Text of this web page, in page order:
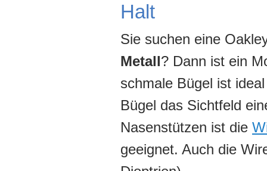
Halt
Sie suchen eine
Metall? Dann ist ein
schmale Bügel ist
Bügel das Sichtfeld
Nasenstützen ist die
geeignet. Auch die